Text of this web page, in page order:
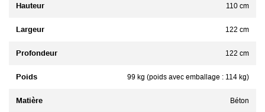
Hauteur 110 cm
Largeur 122 cm
Profondeur 122 cm
Poids 99 kg (poids avec emballage : 114 kg)
Matière Béton